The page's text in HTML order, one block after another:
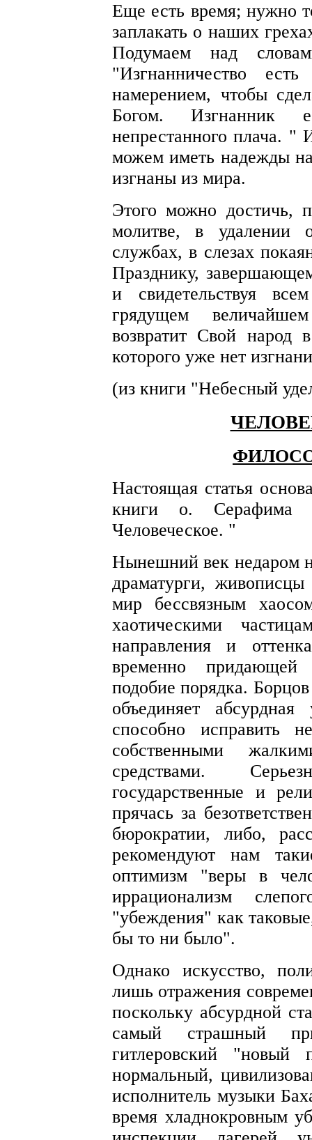
Еще есть время; нужно
заплакать о наших
Подумаем над
"Изгнанничество
намерением, чтобы
Богом. Изгнанник
непрестанного плача. "
можем иметь надежды
изгнаны из мира.
Этого можно достичь,
молитве, в удалении
службах, в слезах
Празднику,
и свидетельствуя
грядущем
возвратит Свой
которого уже нет
(из книги "Небесный
Настоящая статья
книги о. Серафима
Человеческое. "
Нынешний век недаром
драматурги,
мир бессвязным
хаотическими
направления и
временно придающей
подобие порядка.
объединяет абсурдная
способно исправить
собственными
средствами.
государственные и
прячась за
бюрократии, либо,
рекомендуют нам
оптимизм "веры в
иррационализм
"убеждения" как
бы то ни было".
Однако искусство,
лишь отражения
поскольку абсурдной
самый страшный
гитлеровский "новый
нормальный,
исполнитель музыки
время хладнокровным